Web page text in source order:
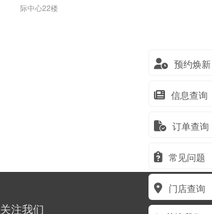
预约焕新
信息查询
订单查询
常见问题
门店查询
际中心22楼
关注我们